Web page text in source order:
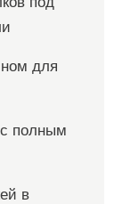
для
полным
в